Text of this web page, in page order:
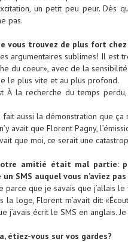
un petit peu peur. Dès
pas.
vous trouvez de plus fort
argumentaires sublimes! Il est
du coeur», avec de la
le plus vite et au plus profond.
À la recherche du temps
fait aussi la démonstration que
avait que Florent Pagny,
que moi, ce serait une
amitié était mal partie:
SMS auquel vous n’aviez
parce que je savais que j’allais
la loge, Florent m’avait dit:
j’avais écrit le SMS en anglais.
étiez-vous sur vos gardes?